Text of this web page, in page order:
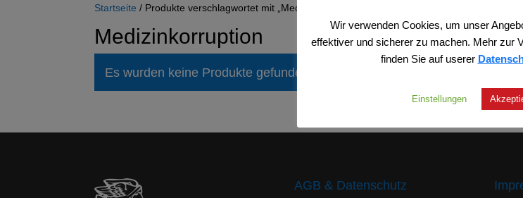
Startseite / Produkte verschlagwortet mit „Medizinkorruption“
Medizinkorruption
Es wurden keine Produkte gefunden, die Ihrer Auswahl entsprechen.
AGB & Datenschutz
Wir verwenden Cookies, um unser
effektiver und sicherer zu machen. Mehr zur
finden Sie auf userer
Einstellungen